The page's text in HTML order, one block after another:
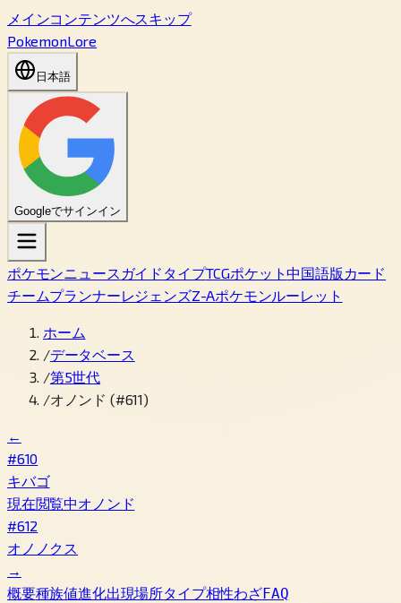
メインコンテンツへスキップ
PokemonLore
日本語
Googleでサインイン
ポケモンニュース ガイド タイプTCGポケット中国語版カード
チームプランナーレジェンズZ-Aポケモンルーレット
ホーム
/データベース
/第5世代
/オノンド (#611)
←
#610
キバゴ
現在閲覧中オノンド
#612
オノノクス
→
概要種族値進化出現場所タイプ相性わざFAQ